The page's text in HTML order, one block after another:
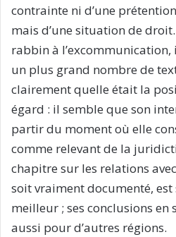
contrainte ni d’une
mais d’une situation de
rabbin à
un plus grand nombre de
clairement quelle était la
égard : il semble que son
partir du moment où elle
comme relevant de la
chapitre sur les relations
soit vraiment documenté,
meilleur ; ses conclusions en
aussi pour d’autres régions.